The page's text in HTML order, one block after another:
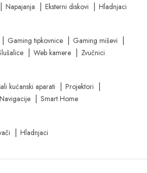
Napajanja Eksterni diskovi
Hladnjaci
Gaming tipkovnice
Gaming miševi
Web kamere
Zvučnici
kućanski aparati
Projektori
Navigacije
Smart Home
Hladnjaci